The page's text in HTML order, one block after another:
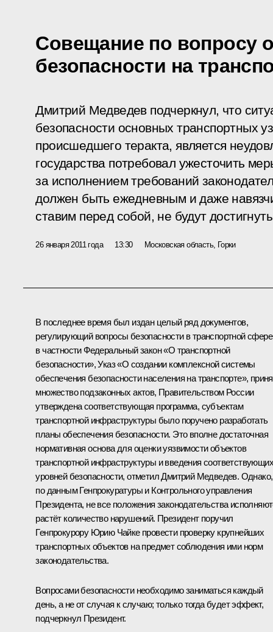
Совещание по вопросу
безопасности на
Дмитрий Медведев подчеркнул, что
безопасности основных транспортных
происшедшего теракта, является
государства потребовал ужесточить
за исполнением требований
должен быть ежедневным и даже
ставим перед собой, не будут
26 января 2011 года 13:30 Московская область, Горки
В последнее время был издан целый ряд документов,
регулирующий вопросы безопасности в транспортной
в частности Федеральный закон «О транспортной
безопасности», Указ «О создании комплексной системы
обеспечения безопасности населения на транспорте»,
множество подзаконных актов, Правительством России
утверждена соответствующая программа, субъектам
транспортной инфраструктуры было поручено разработать
планы обеспечения безопасности. Это вполне достаточная
нормативная основа для оценки уязвимости объектов
транспортной инфраструктуры и введения соответствующих
уровней безопасности, отметил Дмитрий Медведев. Однако,
по данным Генпрокуратуры и Контрольного управления
Президента, не все положения законодательства
растёт количество нарушений. Президент поручил
Генпрокурору Юрию Чайкепровести проверку крупнейших
транспортных объектов на предмет соблюдения ими норм
законодательства.
Вопросами безопасности необходимо заниматься каждый
день, а не от случая к случаю; только тогда будет эффект,
подчеркнул Президент.